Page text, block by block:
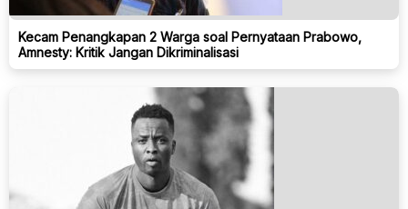
Kecam Penangkapan 2 Warga soal Pernyataan Prabowo,
Amnesty: Kritik Jangan Dikriminalisasi